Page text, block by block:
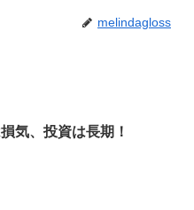
melindagloss
気、投資は長期！